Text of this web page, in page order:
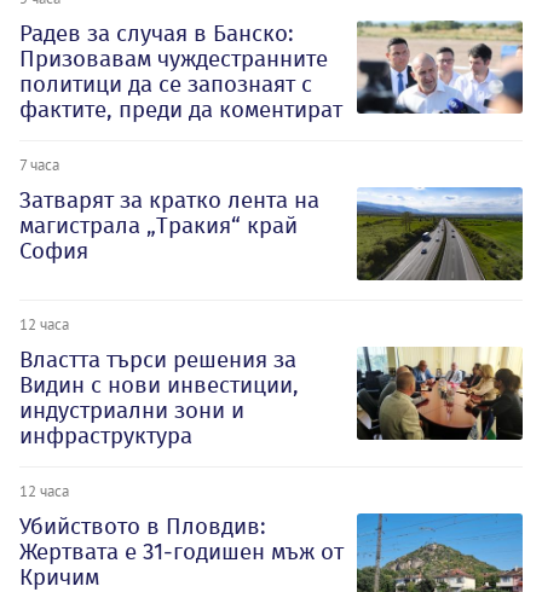
Радев за случая в Банско:
Призовавам чуждестранните
политици да се запознаят с
фактите, преди да коментират
7 часа
Затварят за кратко лента на
магистрала „Тракия“ край
София
12 часа
Властта търси решения за
Видин с нови инвестиции,
индустриални зони и
инфраструктура
12 часа
Убийството в Пловдив:
Жертвата е 31-годишен мъж от
Кричим